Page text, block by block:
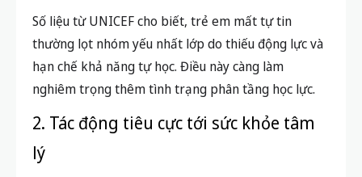
Số liệu từ UNICEF cho biết, trẻ em mất tự tin
thường lọt nhóm yếu nhất lớp do thiếu động lực và
hạn chế khả năng tự học. Điều này càng làm
nghiêm trọng thêm tình trạng phân tầng học lực.
2. Tác động tiêu cực tới sức khỏe tâm
lý